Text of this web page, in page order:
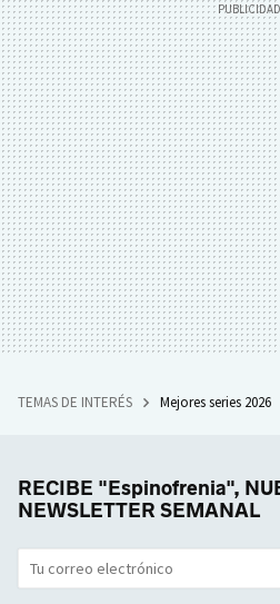
TEMAS DE INTERÉS Mejores series 2026
RECIBE "Espinofrenia",
NEWSLETTER SEMANAL